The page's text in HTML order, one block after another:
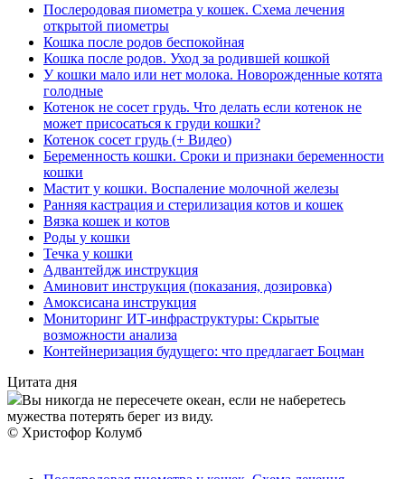
Послеродовая пиометра у кошек. Схема лечения
открытой пиометры
Кошка после родов беспокойная
Кошка после родов. Уход за родившей кошкой
У кошки мало или нет молока. Новорожденные котята
голодные
Котенок не сосет грудь. Что делать если котенок не
может присосаться к груди кошки?
Котенок сосет грудь (+ Видео)
Беременность кошки. Сроки и признаки беременности
кошки
Мастит у кошки. Воспаление молочной железы
Ранняя кастрация и стерилизация котов и кошек
Вязка кошек и котов
Роды у кошки
Течка у кошки
Адвантейдж инструкция
Аминовит инструкция (показания, дозировка)
Амоксисана инструкция
Мониторинг ИТ-инфраструктуры: Скрытые
возможности анализа
Контейнеризация будущего: что предлагает Боцман
Цитата дня
Вы никогда не пересечете океан, если не наберетесь
мужества потерять берег из виду.
© Христофор Колумб